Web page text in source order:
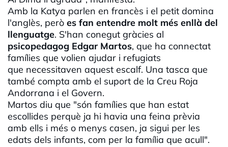
Amb la Katya parlen en francès i el petit domina
l'anglès, però es fan entendre molt més enllà del
llenguatge. S'han conegut gràcies al
psicopedagog Edgar Martos, que ha connectat
famílies que volien ajudar i refugiats
que necessitaven aquest escalf. Una tasca que
també compta amb el suport de la Creu Roja
Andorrana i el Govern.
Martos diu que "són famílies que han estat
escollides perquè ja hi havia una feina prèvia
amb ells i més o menys casen, ja sigui per les
edats dels infants, com per la família que acull".